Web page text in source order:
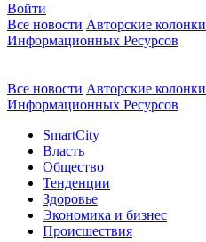
Войти
Все новости Авторские колонки
Информационных Ресурсов
Все новости Авторские колонки
Информационных Ресурсов
SmartCity
Власть
Общество
Тенденции
Здоровье
Экономика и бизнес
Происшествия